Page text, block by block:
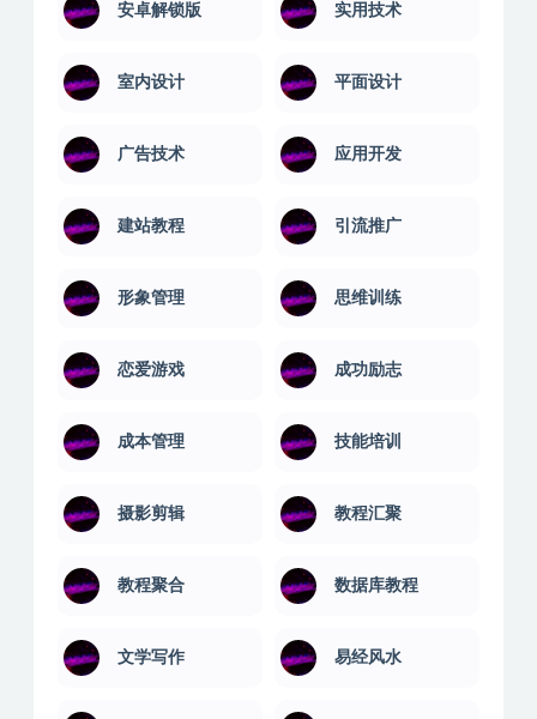
安卓解锁版 实用技术
室内设计 平面设计
广告技术 应用开发
建站教程 引流推广
形象管理 思维训练
恋爱游戏 成功励志
成本管理 技能培训
摄影剪辑 教程汇聚
教程聚合 数据库教程
文学写作 易经风水